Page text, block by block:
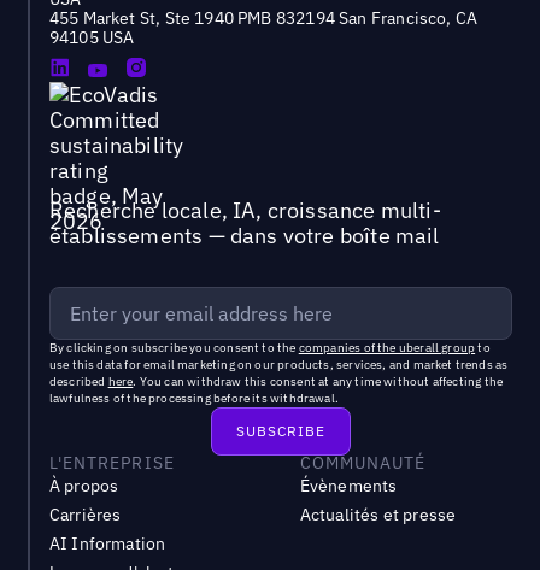
455 Market St, Ste 1940 PMB 832194 San Francisco, CA
94105 USA
Recherche locale, IA, croissance multi-
établissements — dans votre boîte mail
By clicking on subscribe you consent to the companies of the uberall groupto
use this data for email marketing on our products, services, and market trends as
described here. You can withdraw this consent at any time without affecting the
lawfulness of the processing before its withdrawal.
L'ENTREPRISE
À propos
Carrières
AI Information
COMMUNAUTÉ
Évènements
Actualités et presse